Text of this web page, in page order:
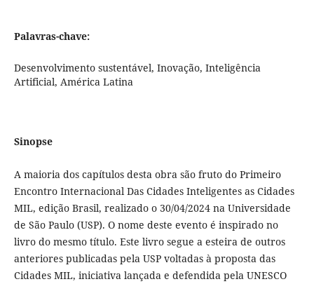
Palavras-chave:
Desenvolvimento sustentável, Inovação, Inteligência
Artificial, América Latina
Sinopse
A maioria dos capítulos desta obra são fruto do Primeiro
Encontro Internacional Das Cidades Inteligentes as Cidades
MIL, edição Brasil, realizado o 30/04/2024 na Universidade
de São Paulo (USP). O nome deste evento é inspirado no
livro do mesmo título. Este livro segue a esteira de outros
anteriores publicadas pela USP voltadas à proposta das
Cidades MIL, iniciativa lançada e defendida pela UNESCO